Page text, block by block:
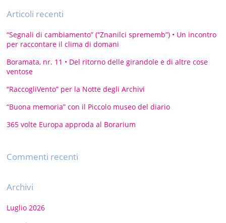
Articoli recenti
“Segnali di cambiamento” (“Znanilci sprememb”) • Un incontro
per raccontare il clima di domani
Boramata, nr. 11 • Del ritorno delle girandole e di altre cose
ventose
“RaccogliVento” per la Notte degli Archivi
“Buona memoria” con il Piccolo museo del diario
365 volte Europa approda al Borarium
Commenti recenti
Archivi
Luglio 2026